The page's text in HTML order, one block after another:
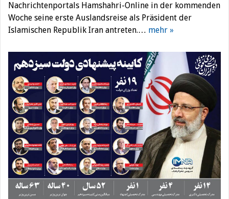
Nachrichtenportals Hamshahri-Online in der kommenden
Woche seine erste Auslandsreise als Präsident der
Islamischen Republik Iran antreten.… mehr »